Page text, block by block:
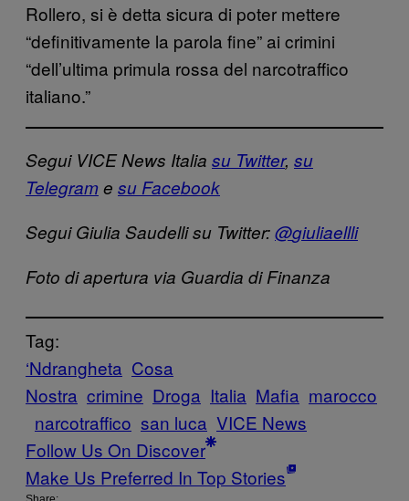
Rollero, si è detta sicura di poter mettere
“definitivamente la parola fine” ai crimini
“dell’ultima primula rossa del narcotraffico
italiano.”
Segui VICE News Italia su Twitter, su
Telegrame su Facebook
Segui Giulia Saudelli su Twitter:@giuliaellli
Foto di apertura via Guardia di Finanza
Tag:
‘Ndrangheta Cosa
Nostra crimine Droga Italia Mafia marocco
narcotraffico san luca VICE News
Follow Us On Discover
Make Us Preferred In Top Stories